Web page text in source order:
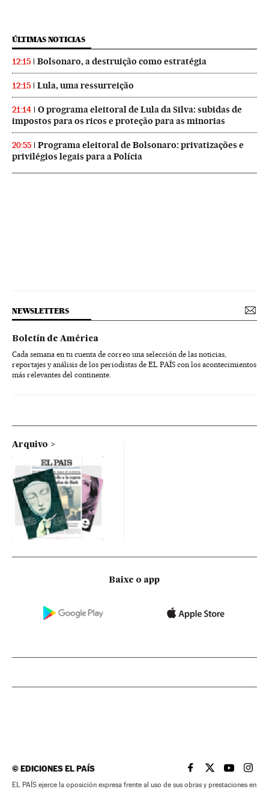
ÚLTIMAS NOTICIAS
12:15 Bolsonaro, a destruição como estratégia
12:15 Lula, uma ressurreição
21:14
O programa eleitoral de Lula da Silva: subidas de
impostos para os ricos e proteção para as minorias
20:55
Programa eleitoral de Bolsonaro: privatizações e
privilégios legais para a Polícia
NEWSLETTERS
Boletín de América
Cada semana en tu cuenta de correo una selección de las noticias,
reportajes y análisis de los periodistas de EL PAÍS con los acontecimientos
más relevantes del continente.
Arquivo
Baixe o app
©EDICIONES EL PAÍS EL PAÍS BRASIL EN
EL PAÍSEL PAÍS
EL
EL PAÍS ejerce la oposición expresa frente al uso de sus obras y prestaciones en